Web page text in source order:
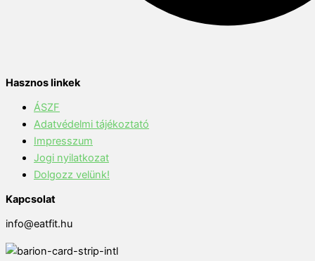
Hasznos linkek
ÁSZF
Adatvédelmi tájékoztató
Impresszum
Jogi nyilatkozat
Dolgozz velünk!
Kapcsolat
info@eatfit.hu